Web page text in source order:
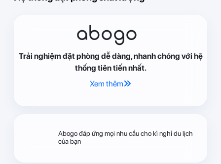
abogo
Trải nghiệm đặt phòng dễ dàng, nhanh chóng với hệ
thống tiên tiến nhất.
Xem thêm
Abogo đáp ứng mọi nhu cầu cho kì nghỉ du lịch
của bạn